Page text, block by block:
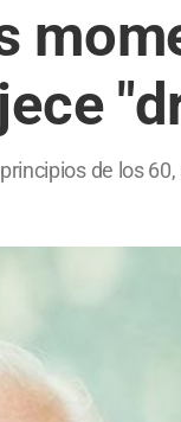
de los